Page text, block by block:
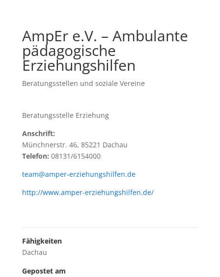
AmpEr e.V. – Ambulante
pädagogische
Erziehungshilfen
Beratungsstellen und soziale Vereine
Beratungsstelle Erziehung
Anschrift:
Münchnerstr. 46, 85221 Dachau
Telefon: 08131/6154000
team@amper-erziehungshilfen.de
http://www.amper-erziehungshilfen.de/
Fähigkeiten
Dachau
Gepostet am